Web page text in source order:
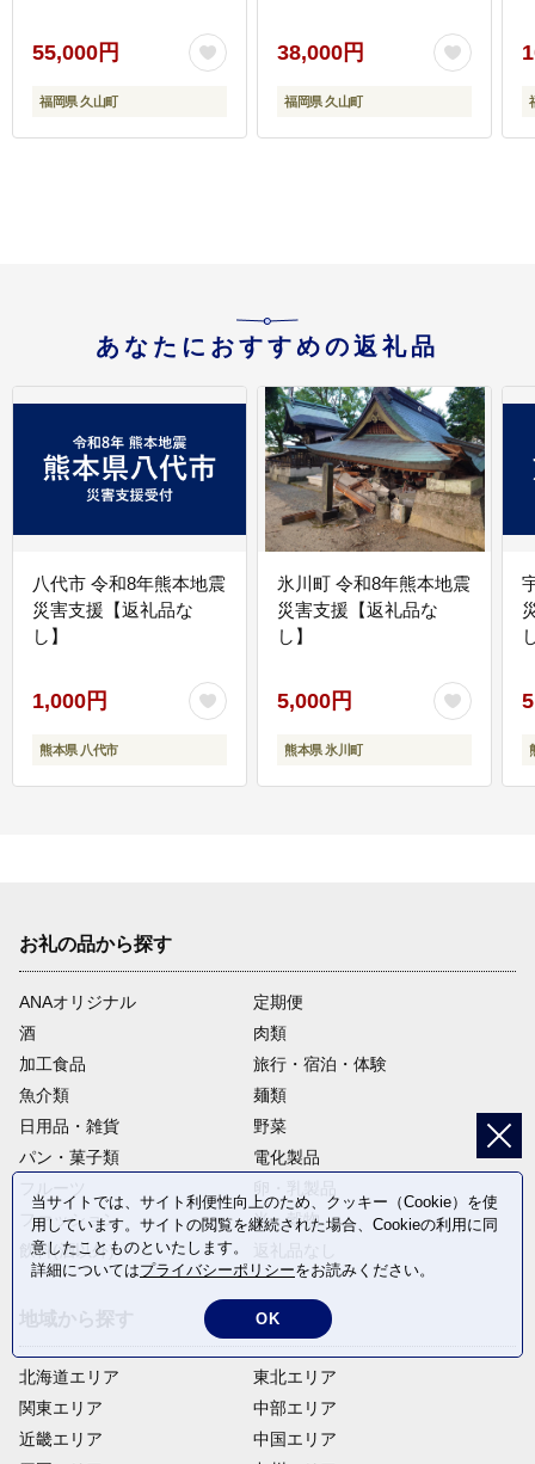
55,000円
福岡県 久山町
38,000円
福岡県 久山町
あなたにおすすめの返礼品
八代市 令和8年熊本地震
災害支援【返礼品な
し】
1,000円
熊本県 八代市
氷川町 令和8年熊本地震
災害支援【返礼品な
し】
5,000円
熊本県 氷川町
お礼の品から探す
ANAオリジナル
定期便
酒
肉類
加工食品
旅行・宿泊・体験
魚介類
麺類
日用品・雑貨
野菜
パン・菓子類
電化製品
ファッション
米・穀物
飲料(酒以外)
北海道エリア
関東エリア
近畿エリア
東北エリア
中部エリア
中国エリア
当サイトでは、サイト利便性向上のため、クッキー（Cookie）を使
用しています。サイトの閲覧を継続された場合、Cookieの利用に同
意したことものといたします。
詳細についてはプライバシーポリシーをお読みください。
OK